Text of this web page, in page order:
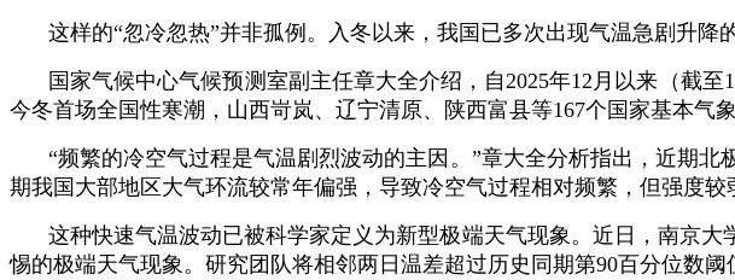
这样的“忽冷忽热”并非孤例。入冬以来，我国已多次出现气温急剧升降
国家气候中心气候预测室副主任章大全介绍，自2025年12月以来（截
今冬首场全国性寒潮，山西岢岚、辽宁清原、陕西富县等167个国家基本气
“频繁的冷空气过程是气温剧烈波动的主因。”章大全分析指出，近期
期我国大部地区大气环流较常年偏强，导致冷空气过程相对频繁，但强度
这种快速气温波动已被科学家定义为新型极端天气现象。近日，南京
惕的极端天气现象。研究团队将相邻两日温差超过历史同期第90百分位数